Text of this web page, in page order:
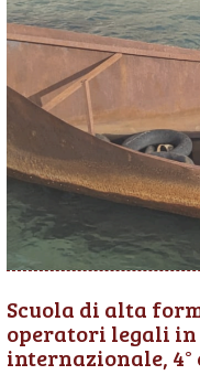
Scuola di alta
operatori legali
internazionale, 4°